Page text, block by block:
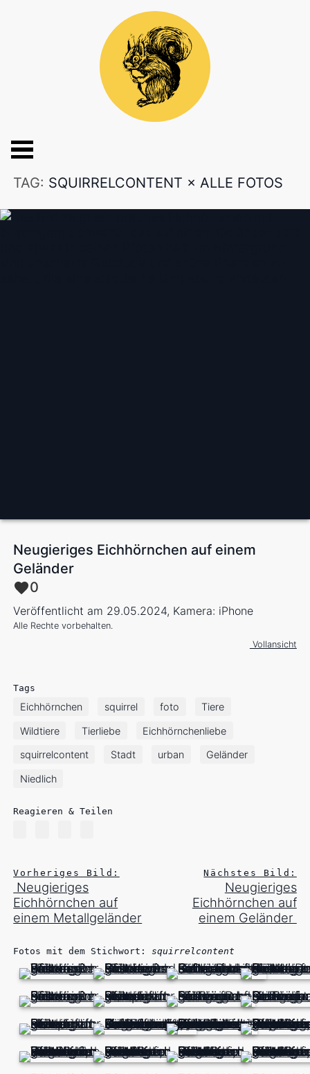
TAG: SQUIRRELCONTENT × ALLE FOTOS
Neugieriges Eichhörnchen auf einem
Geländer
0
Veröffentlicht am 29.05.2024, Kamera: iPhone
Alle Rechte vorbehalten.
Vollansicht
Tags
Eichhörnchen squirrel foto Tiere
Wildtiere Tierliebe Eichhörnchenliebe
squirrelcontent Stadt urban Geländer
Niedlich
Reagieren & Teilen
Vorheriges Bild:
Neugieriges
Eichhörnchen auf
einem Metallgeländer
Nächstes Bild:
Neugieriges
Eichhörnchen auf
einem Geländer
Fotos mit dem Stichwort:squirrelcontent